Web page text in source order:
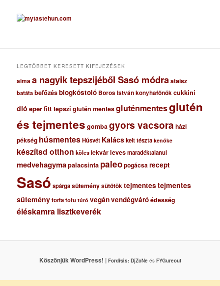
c
h
u
LEGTÖBBET KERESETT KIFEJEZÉSEK
almaa nagyik tepszijéből Sasó módraataisz
batáta befőzésblogkóstoló Boros István konyhafőnökcukkini
dió eperfitt tepszi glutén mentesgluténmentesglutén
és tejmentes gombagyors vacsora házi
pékség húsmentesHúsvét Kalácskelt tészta kenőke
készítsd otthon köles lekvárlevesmaradéktalanul
medvehagymapalacsinta paleopogácsa recept
Sasó spárgasüteménysütőtöktejmentestejmentes
süteménytorta totu túró vegánvendégváróédesség
éléskamra lisztkeverék
Köszönjük WordPress! | Fordítás: DjZoNeés FYGureout